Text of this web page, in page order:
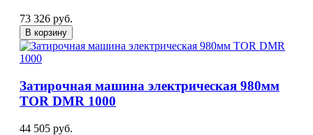
73 326 руб.
В корзину
Затирочная машина электрическая 980мм
TOR DMR 1000
44 505 руб.